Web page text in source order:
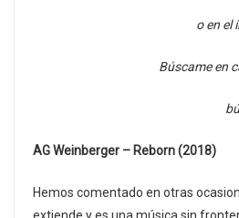
o en el
Búscame en
AG Weinberger – Reborn (2018)
Hemos comentado en otras